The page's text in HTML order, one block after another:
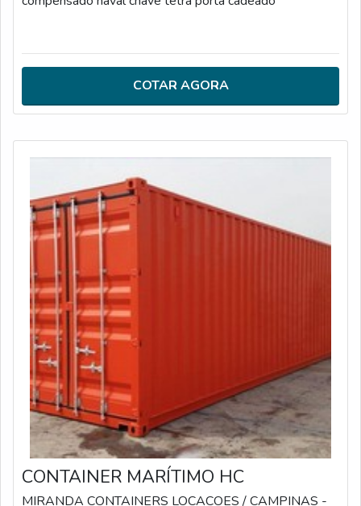
COTAR AGORA
CONTAINER MARÍTIMO HC
MIRANDA CONTAINERS LOCACOES/ CAMPINAS -